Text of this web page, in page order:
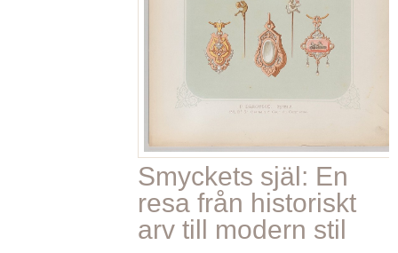
Smyckets själ: En
resa från historiskt
arv till modern stil